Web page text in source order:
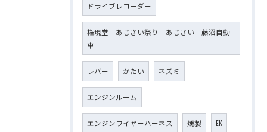
ドライブレコーダー
権現堂 あじさい祭り あじさい 藤沼自動
車
レバー かたい ネズミ
エンジンルーム
エンジンワイヤーハーネス 燻製 EK